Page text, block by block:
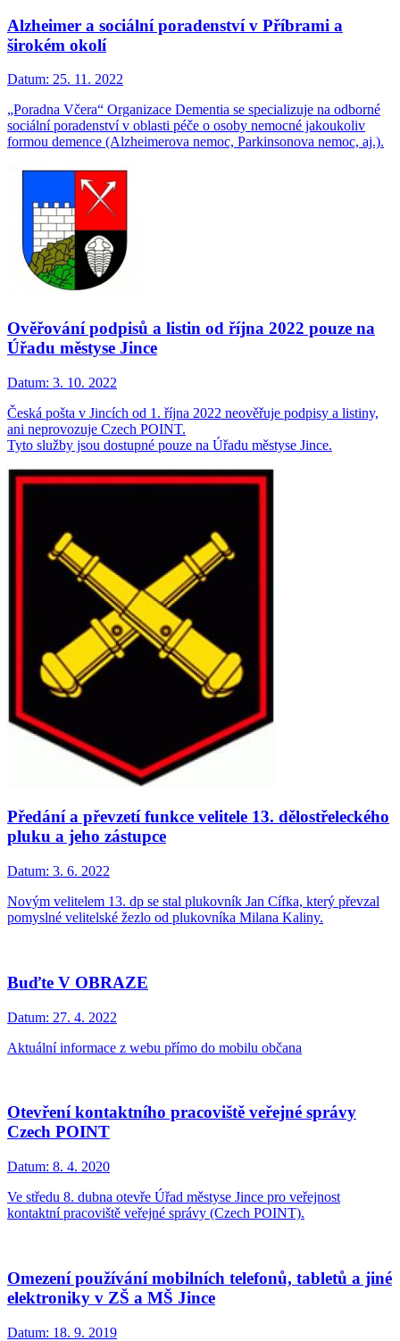
Alzheimer a sociální poradenství v Příbrami a
širokém okolí
Datum: 25. 11. 2022
„Poradna Včera“ Organizace Dementia se specializuje na odborné
sociální poradenství v oblasti péče o osoby nemocné jakoukoliv
formou demence (Alzheimerova nemoc, Parkinsonova nemoc, aj.).
Ověřování podpisů a listin od října 2022 pouze na
Úřadu městyse Jince
Datum: 3. 10. 2022
Česká pošta v Jincích od 1. října 2022 neověřuje podpisy a listiny,
ani neprovozuje Czech POINT.
Tyto služby jsou dostupné pouze na Úřadu městyse Jince.
Předání a převzetí funkce velitele 13. dělostřeleckého
pluku a jeho zástupce
Datum: 3. 6. 2022
Novým velitelem 13. dp se stal plukovník Jan Cífka, který převzal
pomyslné velitelské žezlo od plukovníka Milana Kaliny.
Buďte V OBRAZE
Datum: 27. 4. 2022
Aktuální informace z webu přímo do mobilu občana
Otevření kontaktního pracoviště veřejné správy
Czech POINT
Datum: 8. 4. 2020
Ve středu 8. dubna otevře Úřad městyse Jince pro veřejnost
kontaktní pracoviště veřejné správy (Czech POINT).
Omezení používání mobilních telefonů, tabletů a jiné
elektroniky v ZŠ a MŠ Jince
Datum: 18. 9. 2019